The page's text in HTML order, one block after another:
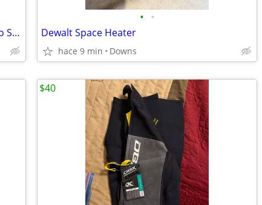
Mario Kart Live: Home Circuit for Nintendo Switch
• •
Dewalt Space Heater
hace 9 min Downs
$40